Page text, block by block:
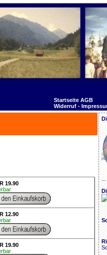
Startseite AGB
Widerruf -
19.90
12.90
19.90